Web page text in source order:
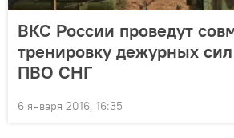
ВКС России проведут
тренировку дежурных
ПВО СНГ
6 января 2016, 16:35